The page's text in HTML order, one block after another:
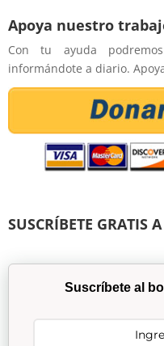
Apoya nuestro
Con tu ayuda
informándote a diario.
SUSCRÍBETE GRATIS
Suscríbete al